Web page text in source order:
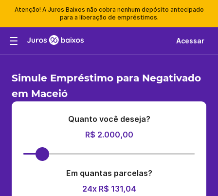
Atenção! A Juros Baixos não cobra nenhum depósito antecipado
para a liberação de empréstimos.
Acessar
Simule Empréstimo para Negativado
em Maceió
Quanto você deseja?
R$ 2.000,00
Em quantas parcelas?
24x R$ 131,04